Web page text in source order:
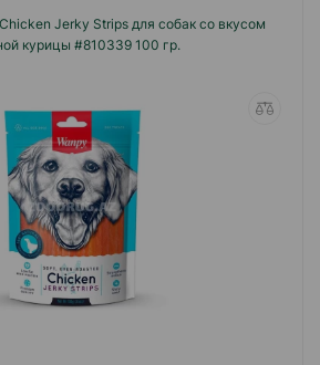
Jerky Strips для собак со вкусом
курицы #810339 100 гр.